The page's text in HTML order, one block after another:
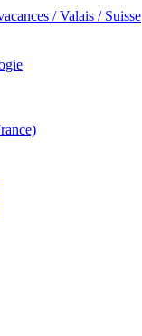
/ Valais / Suisse